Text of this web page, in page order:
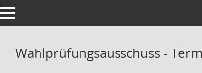
Toggle navigation
Wahlprüfungsausschuss -